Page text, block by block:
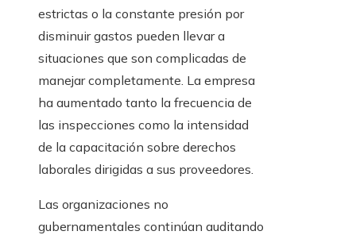
estrictas o la constante presión por
disminuir gastos pueden llevar a
situaciones que son complicadas de
manejar completamente. La empresa
ha aumentado tanto la frecuencia de
las inspecciones como la intensidad
de la capacitación sobre derechos
laborales dirigidas a sus proveedores.
Las organizaciones no
gubernamentales continúan auditando